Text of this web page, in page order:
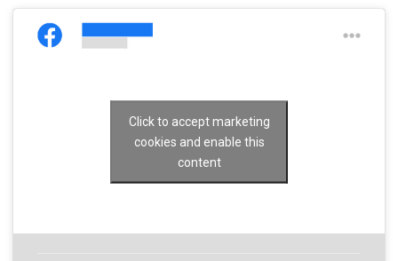
Click to accept marketing
cookies and enable this
content